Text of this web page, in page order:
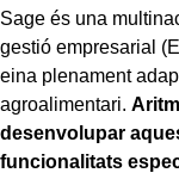
Sage és una
gestió empresarial
eina plenament
agroalimentari.
desenvolupar
funcionalitats